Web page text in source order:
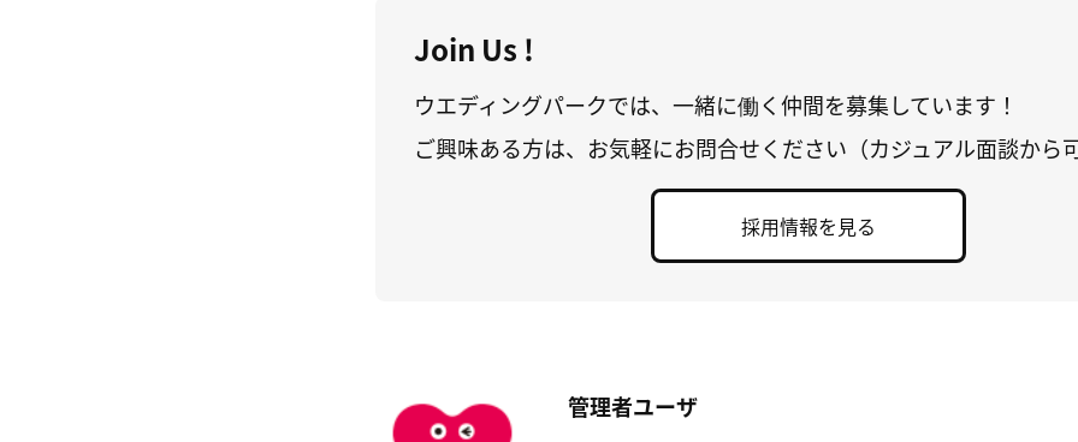
Join Us !
ウエディングパークでは、一緒に働く仲間を募集しています！
ご興味ある方は、お気軽にお問合せください（カジュアル面談から
採用情報を見る
管理者ユーザ